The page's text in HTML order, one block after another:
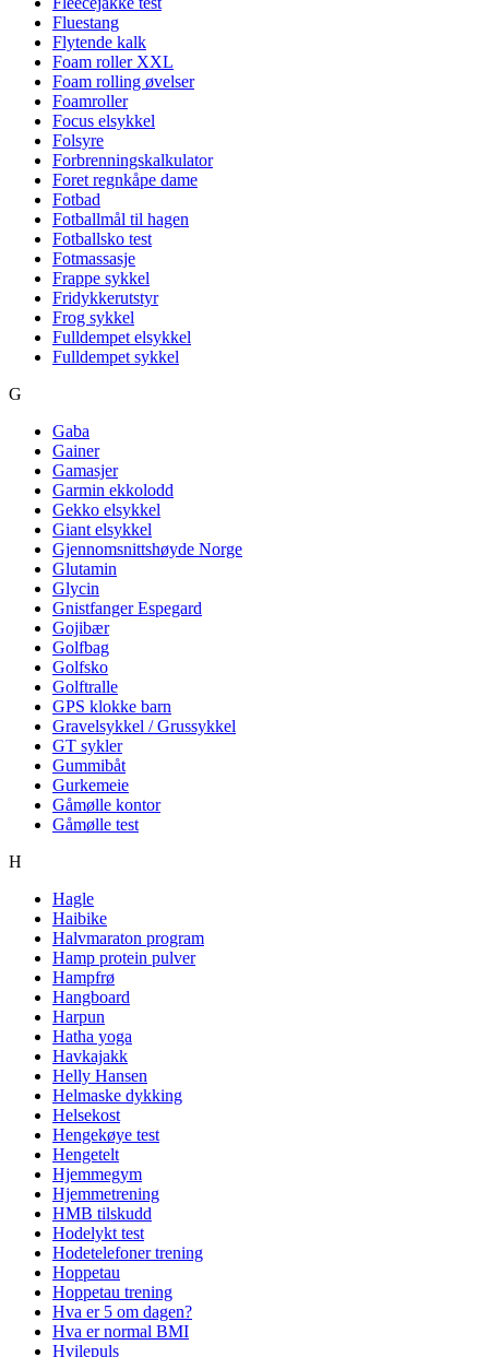
Fluestang
Flytende kalk
Foam roller XXL
Foam rolling øvelser
Foamroller
Focus elsykkel
Folsyre
Forbrenningskalkulator
Foret regnkåpe dame
Fotbad
Fotballmål til hagen
Fotballsko test
Fotmassasje
Frappe sykkel
Fridykkerutstyr
Frog sykkel
Fulldempet elsykkel
Fulldempet sykkel
G
Gaba
Gainer
Gamasjer
Garmin ekkolodd
Gekko elsykkel
Giant elsykkel
Gjennomsnittshøyde Norge
Glutamin
Glycin
Gnistfanger Espegard
Gojibær
Golfbag
Golfsko
Golftralle
GPS klokke barn
Gravelsykkel / Grussykkel
GT sykler
Gummibåt
Gurkemeie
Gåmølle kontor
Gåmølle test
H
Hagle
Haibike
Halvmaraton program
Hamp protein pulver
Hampfrø
Hangboard
Harpun
Hatha yoga
Havkajakk
Helly Hansen
Helmaske dykking
Helsekost
Hengekøye test
Hengetelt
Hjemmegym
Hjemmetrening
HMB tilskudd
Hodelykt test
Hodetelefoner trening
Hoppetau
Hoppetau trening
Hva er 5 om dagen?
Hva er normal BMI
Hvilepuls